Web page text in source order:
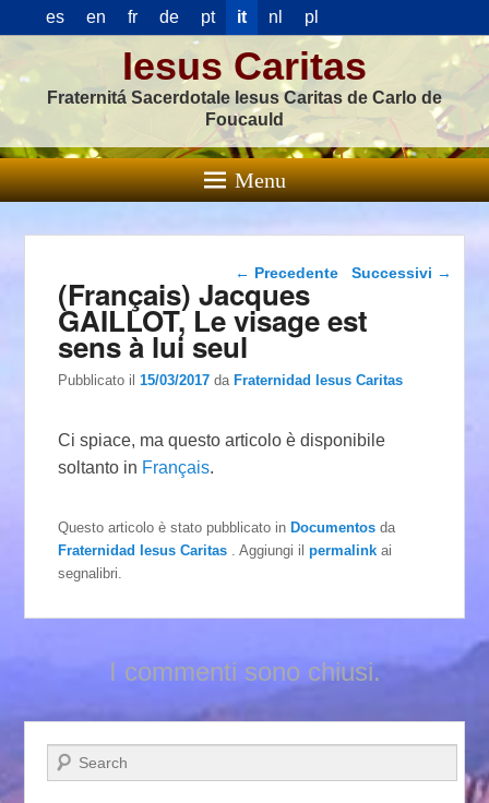
es en fr de pt it nl pl
Iesus Caritas
Fraternitá Sacerdotale Iesus Caritas de Carlo de
Foucauld
Menu
Navigazione articolo
← Precedente Successivi →
(Français) Jacques
GAILLOT, Le visage est
sens à lui seul
Pubblicato il15/03/2017 daFraternidad Iesus Caritas
Ci spiace, ma questo articolo è disponibile
soltanto in Français.
Questo articolo è stato pubblicato inDocumentos da
Fraternidad Iesus Caritas
. Aggiungi ilpermalink ai
segnalibri.
I commenti sono chiusi.
Cerca